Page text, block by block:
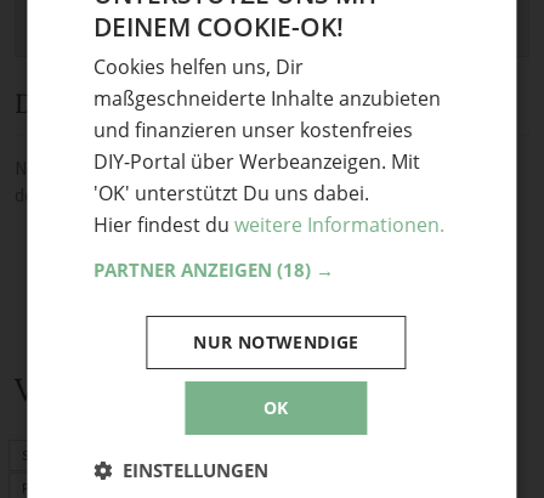
Diskussion
Noch keine Kommentare — sei die Erste oder der Erste und teile
deine Meinung.
Verwandte Themen
Schnittmuster
PDF-Schnittmuster
DEINEM COOKIE-OK!
Cookies helfen uns, Dir
maßgeschneiderte Inhalte anzubieten
und finanzieren unser kostenfreies
DIY-Portal über Werbeanzeigen. Mit
'OK' unterstützt Du uns dabei.
Hier findest du weitere Informationen.
PARTNER ANZEIGEN (18) →
OK
NUR NOTWENDIGE
EINSTELLUNGEN